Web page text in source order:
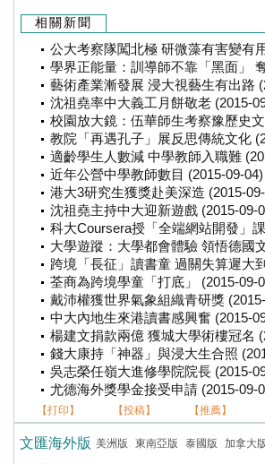
相關新聞
公大考察隊闖北極 研微藻有害變有
學界正能量：訓導師不靠「黑面」
藝術產業漸發展 浸大視藝生有出路
沈祖堯率中大義工月餅敬老 (2015-
校園放大鏡：伍華師生考察豫歷史
教院「再遇孔子」展反思傳統文化
適齡學生人數減 中學教師入職難
近年公營中學教師數目 (2015-09-
港大3研究生獲獎赴美深造 (2015-
沈祖堯主持中大迎新遊戲 (2015-09-
科大Coursera授「全端網站開發」
大學遊蹤：大學都會體驗 領悟德國
跨境「長征」讀書童 過關失算遲大
荃商為跨境學童「打底」 (2015-09-
戴沛權獲世界氣象組織青研獎
中大內地生來港讀書感興奮 (2015-
楊建文捐款兩億 獲城大學術樓冠名
錢大康持「神器」與浸大生合照
吳志榮任嶺大進修學院院長 (2015-
尤德海外獎學金接受申請 (2015-09-
【打印】 【投稿】 【推薦】
文匯海外版 美洲版 東南亞版 泰國版 加拿大